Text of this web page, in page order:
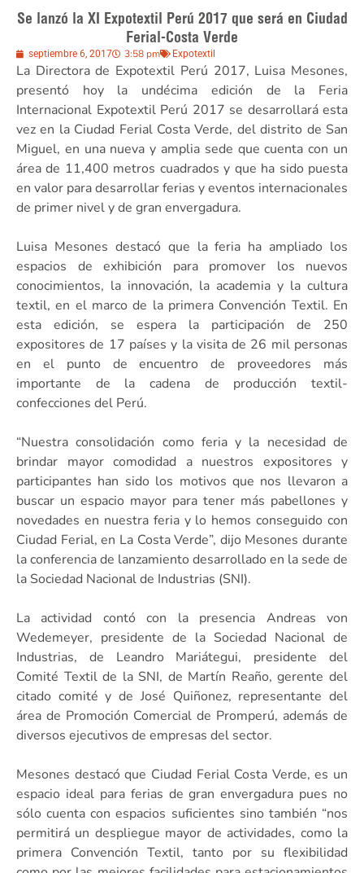
Se lanzó la XI Expotextil Perú 2017 que será en Ciudad
Ferial-Costa Verde
septiembre 6, 2017 3:58 pm Expotextil
La Directora de Expotextil Perú 2017, Luisa Mesones,
presentó hoy la undécima edición de la Feria
Internacional Expotextil Perú 2017 se desarrollará esta
vez en la Ciudad Ferial Costa Verde, del distrito de San
Miguel, en una nueva y amplia sede que cuenta con un
área de 11,400 metros cuadrados y que ha sido puesta
en valor para desarrollar ferias y eventos internacionales
de primer nivel y de gran envergadura.
Luisa Mesones destacó que la feria ha ampliado los
espacios de exhibición para promover los nuevos
conocimientos, la innovación, la academia y la cultura
textil, en el marco de la primera Convención Textil. En
esta edición, se espera la participación de 250
expositores de 17 países y la visita de 26 mil personas
en el punto de encuentro de proveedores más
importante de la cadena de producción textil-
confecciones del Perú.
“Nuestra consolidación como feria y la necesidad de
brindar mayor comodidad a nuestros expositores y
participantes han sido los motivos que nos llevaron a
buscar un espacio mayor para tener más pabellones y
novedades en nuestra feria y lo hemos conseguido con
Ciudad Ferial, en La Costa Verde”, dijo Mesones durante
la conferencia de lanzamiento desarrollado en la sede de
la Sociedad Nacional de Industrias (SNI).
La actividad contó con la presencia Andreas von
Wedemeyer, presidente de la Sociedad Nacional de
Industrias, de Leandro Mariátegui, presidente del
Comité Textil de la SNI, de Martín Reaño, gerente del
citado comité y de José Quiñonez, representante del
área de Promoción Comercial de Promperú, además de
diversos ejecutivos de empresas del sector.
Mesones destacó que Ciudad Ferial Costa Verde, es un
espacio ideal para ferias de gran envergadura pues no
sólo cuenta con espacios suficientes sino también “nos
permitirá un despliegue mayor de actividades, como la
primera Convención Textil, tanto por su flexibilidad